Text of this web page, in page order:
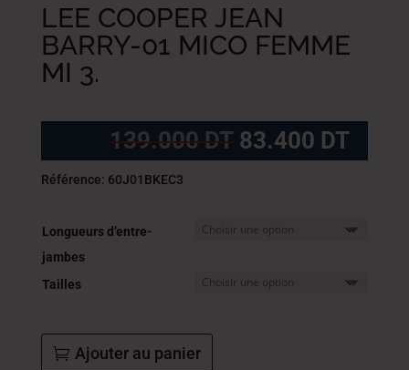
LEE COOPER JEAN
BARRY-01 MICO FEMME
MI 3.
139.000DT Le
prix
139.000
DT.
83.400 DTLe
prix
Référence: 60J01BKEC3
Longueurs d’entre-
jambes
Tailles
Ajouter au panier